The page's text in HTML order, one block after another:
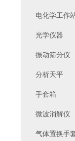
电化学工作
光学仪器
振动筛分仪
分析天平
手套箱
微波消解仪
气体置换手